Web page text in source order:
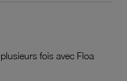
fois avec Floa